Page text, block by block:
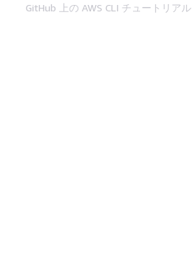
GitHub 上の AWS CLI チュートリアル